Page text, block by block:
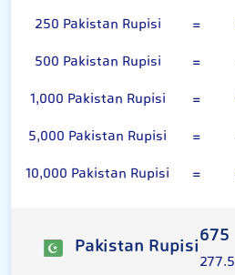
250 Pakistan Rupisi
=
500 Pakistan Rupisi
=
1,000 Pakistan Rupisi
=
5,000 Pakistan Rupisi
=
10,000 Pakistan Rupisi
=
Pakistan Rupisi675